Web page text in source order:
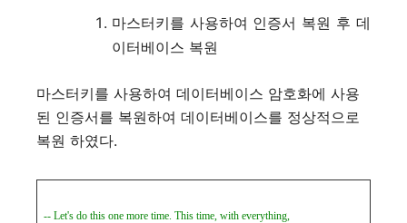
마스터키를 사용하여 인증서 복원 후 데
이터베이스 복원
마스터키를 사용하여 데이터베이스 암호화에 사용
된 인증서를 복원하여 데이터베이스를 정상적으로
복원 하였다.
-- Let's do this one more time. This time, with everything,